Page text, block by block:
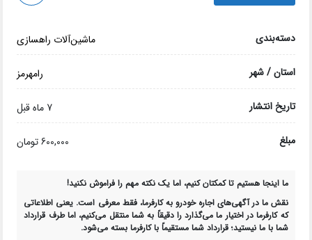
دسته‌بندی ماشین‌آلات راهسازی
استان / شهر رامهرمز
تاریخ انتشار 7 ماه قبل
مبلغ 600,000 تومان
ما اینجا هستیم تا کمکتان کنیم، اما یک نکته مهم را فراموش نکنید!
نقش ما در آگهی‌های اجاره خودرو به کارفرما، فقطمعرفی است. یعنی اطلاعاتی
که کارفرما در اختیار ما می‌گذارد را دقیقاً به شما منتقل می‌کنیم، اماطرف قرارداد
شما با ما نیستید؛ قرارداد شما مستقیماً با کارفرما بسته می‌شود.